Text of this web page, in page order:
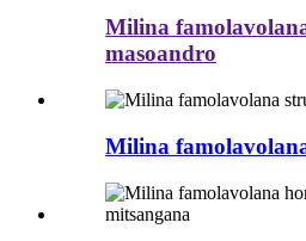
Milina
masoandro
Milina